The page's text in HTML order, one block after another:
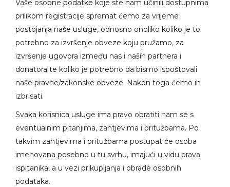
Vaše osobne podatke koje ste nam učinili dostupnima
prilikom registracije spremat ćemo za vrijeme
postojanja naše usluge, odnosno onoliko koliko je to
potrebno za izvršenje obveze koju pružamo, za
izvršenje ugovora između nas i naših partnera i
donatora te koliko je potrebno da bismo ispoštovali
naše pravne/zakonske obveze. Nakon toga ćemo ih
izbrisati.
Svaka korisnica usluge ima pravo obratiti nam se s
eventualnim pitanjima, zahtjevima i pritužbama. Po
takvim zahtjevima i pritužbama postupat će osoba
imenovana posebno u tu svrhu, imajući u vidu prava
ispitanika, a u vezi prikupljanja i obrade osobnih
podataka.